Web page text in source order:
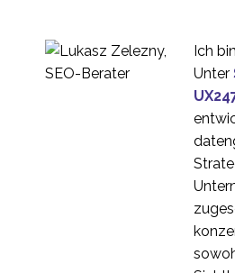
30 Sep. 2022
Verbesserung der
von Online-
Usability-Tests für
Hypotheken-Journey
Neuer eGuide zur
Taxonomie und den
Ich bin
Unter